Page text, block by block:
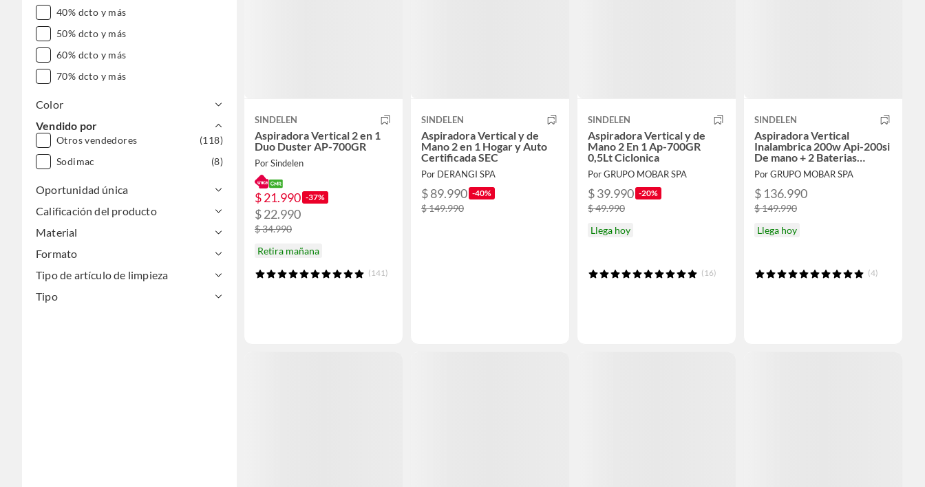
40% dcto y más
50% dcto y más
60% dcto y más
70% dcto y más
Color
Vendido por
Otros vendedores
(118)
Sodimac
(8)
Oportunidad única
Calificación del producto
Material
Formato
Tipo de artículo de limpieza
Tipo
SINDELEN
Aspiradora Vertical 2 en 1
Duo Duster AP-700GR
Por Sindelen
$ 21.990 -37%
$ 22.990
$ 34.990
Retira mañana
(141)
SINDELEN
Aspiradora Vertical y de
Mano 2 en 1 Hogar y Auto
Certificada SEC
Por DERANGI SPA
$ 89.990 -40%
$ 149.990
SINDELEN
Aspiradora Vertical y de
Mano 2 En 1 Ap-700GR
0,5Lt Ciclonica
Por GRUPO MOBAR SPA
$ 39.990 -20%
$ 49.990
Llega hoy
(16)
SINDELEN
Aspiradora Vertical
Inalambrica 200w Api-200si
De mano + 2 Baterias
2000mAh
Por GRUPO MOBAR SPA
$ 136.990
$ 149.990
Llega hoy
(4)